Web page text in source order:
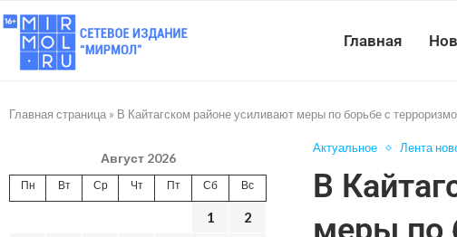
Главная
Главная страница » В Кайтагском районе усиливают меры по борьбе с
Актуальное Лента
В
Август 2026
Пн Вт Ср Чт Пт Сб Вс
1
2